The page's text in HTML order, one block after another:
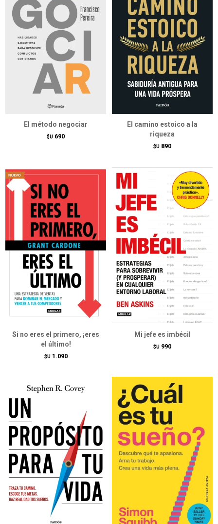
El método negociar
$U 690
El camino estoico a la
riqueza
$U 890
Si no eres el primero, ¡eres
el último!
$U 1.090
Mi jefe es imbécil
$U 990